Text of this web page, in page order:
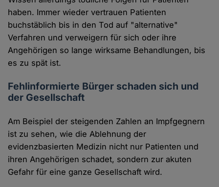
haben. Immer wieder vertrauen Patienten
buchstäblich bis in den Tod auf "alternative"
Verfahren und verweigern für sich oder ihre
Angehörigen so lange wirksame Behandlungen, bis
es zu spät ist.
Fehlinformierte Bürger schaden sich und
der Gesellschaft
Am Beispiel der steigenden Zahlen an Impfgegnern
ist zu sehen, wie die Ablehnung der
evidenzbasierten Medizin nicht nur Patienten und
ihren Angehörigen schadet, sondern zur akuten
Gefahr für eine ganze Gesellschaft wird.